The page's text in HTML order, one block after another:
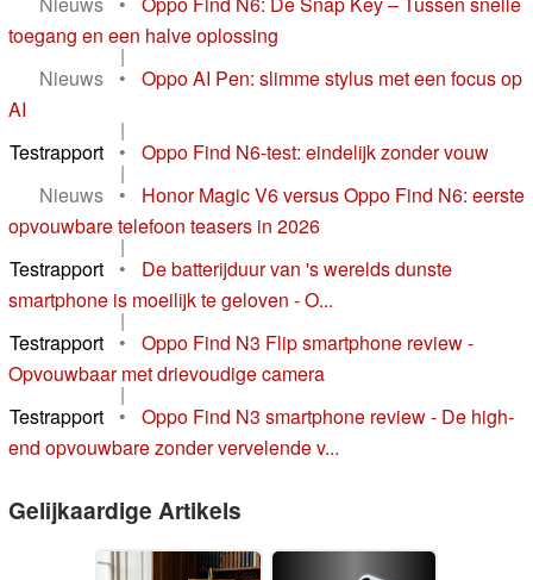
toegang en een halve oplossing
|
Nieuws
•
Oppo AI Pen: slimme stylus met een focus op
AI
|
Testrapport
• Oppo Find N6-test: eindelijk zonder vouw
|
Nieuws
•
Honor Magic V6 versus Oppo Find N6: eerste
opvouwbare telefoon teasers in 2026
|
Testrapport
•
De batterijduur van 's werelds dunste
smartphone is moeilijk te geloven - O...
|
Testrapport
•
Oppo Find N3 Flip smartphone review -
Opvouwbaar met drievoudige camera
|
Testrapport
•
Oppo Find N3 smartphone review - De high-
end opvouwbare zonder vervelende v...
Gelijkaardige Artikels